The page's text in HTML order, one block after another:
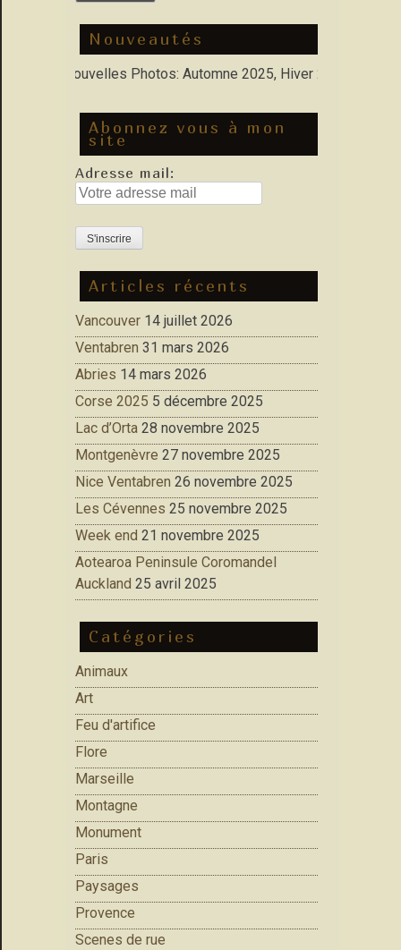
Nouveautés
: Nouvelles Photos: Automne 2025, Hiver 2026
Abonnez vous à mon
site
Adresse mail:
Articles récents
Vancouver 14 juillet 2026
Ventabren 31 mars 2026
Abries 14 mars 2026
Corse 2025 5 décembre 2025
Lac d’Orta 28 novembre 2025
Montgenèvre 27 novembre 2025
Nice Ventabren 26 novembre 2025
Les Cévennes 25 novembre 2025
Week end 21 novembre 2025
Aotearoa Peninsule Coromandel
Auckland 25 avril 2025
Catégories
Animaux
Art
Feu d'artifice
Flore
Marseille
Montagne
Monument
Paris
Paysages
Provence
Scenes de rue